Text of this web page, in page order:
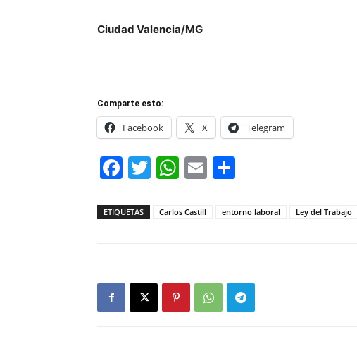
Ciudad Valencia/MG
Comparte esto:
Facebook X Telegram
Facebook
Twitter
WhatsApp
Email
ETIQUETAS Carlos Castill entorno laboral Ley del Trabajo